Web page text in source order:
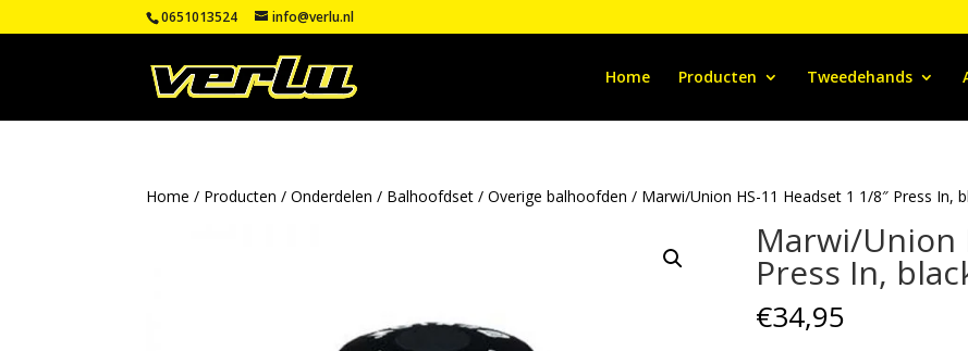
0651013524 info@verlu.nl
Home Producten Tweedehands
Home / Producten /Onderdelen / Balhoofdset /Overige balhoofden / Marwi/Union HS-11 Headset 1 1/8″ Press In,
Marwi/Union
Press In,
€34,95